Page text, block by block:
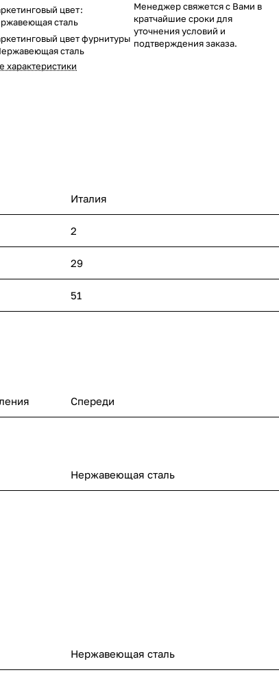
цвет:
сталь
цвет фурнитуры
сталь
характеристики
Менеджер свяжется с Вами в
кратчайшие сроки для
уточнения условий и
подтверждения заказа.
Италия
2
29
51
Спереди
Нержавеющая сталь
Нержавеющая сталь